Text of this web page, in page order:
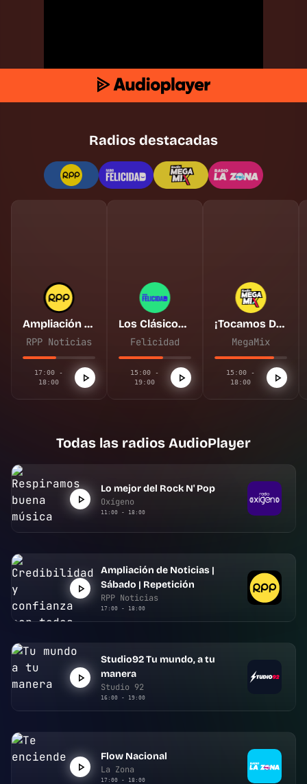
Radios destacadas
Ampliación de Noticias | Sábado | Repetición
RPP Noticias
17:00 -
18:00
Los Clásicos de Felicidad
Felicidad
15:00 -
19:00
¡Tocamos De Todo!
MegaMix
15:00 -
18:00
Todas las radios AudioPlayer
Lo mejor del Rock N' Pop
Oxígeno
11:00 - 18:00
Ampliación de Noticias |
Sábado | Repetición
RPP Noticias
17:00 - 18:00
Studio92 Tu mundo, a tu
manera
Studio 92
16:00 - 19:00
Flow Nacional
La Zona
17:00 - 18:00